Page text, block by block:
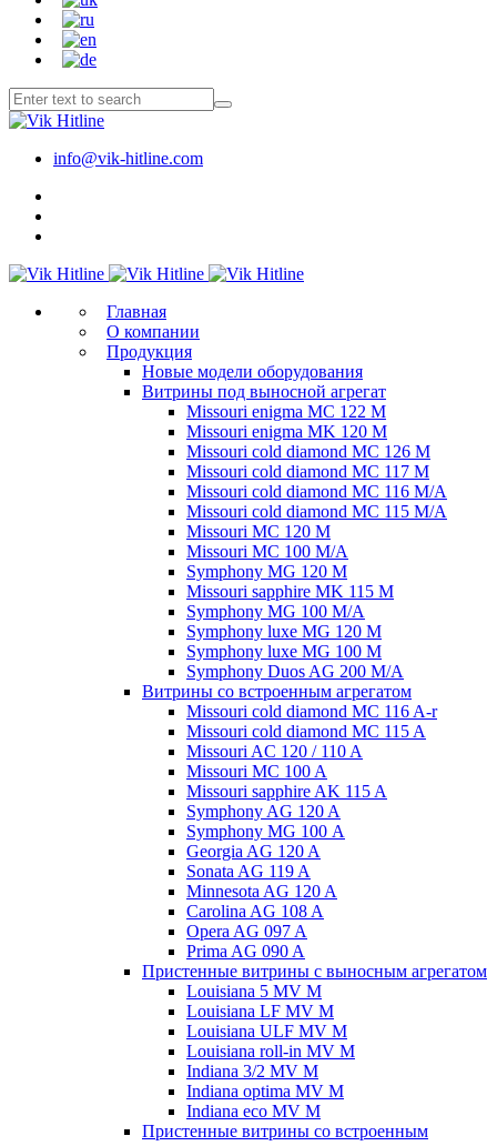
info@vik-hitline.com
Главная
О компании
Продукция
Новые модели оборудования
Витрины под выносной агрегат
Missouri enigma MC 122 M
Missouri enigma MK 120 M
Missouri cold diamond MC 126 M
Missouri cold diamond MC 117 M
Missouri cold diamond MC 116 M/A
Missouri cold diamond MC 115 M/A
Missouri MC 120 M
Missouri MC 100 M/A
Symphony MG 120 M
Missouri sapphire MK 115 M
Symphony MG 100 M/А
Symphony luxe MG 120 M
Symphony luxe MG 100 M
Symphony Duos AG 200 M/A
Витрины со встроенным агрегатом
Missouri cold diamond MC 116 A-r
Missouri cold diamond MC 115 A
Missouri AC 120 / 110 A
Missouri MC 100 A
Missouri sapphire AK 115 A
Symphony AG 120 A
Symphony MG 100 А
Georgia AG 120 A
Sonata AG 119 A
Minnesota AG 120 A
Carolina AG 108 A
Opera AG 097 A
Prima AG 090 A
Пристенные витрины с выносным агрегатом
Louisiana 5 MV M
Louisiana LF MV M
Louisiana ULF MV M
Louisiana roll-in MV M
Indiana 3/2 MV M
Indiana optima MV M
Indiana eco MV M
Пристенные витрины со встроенным